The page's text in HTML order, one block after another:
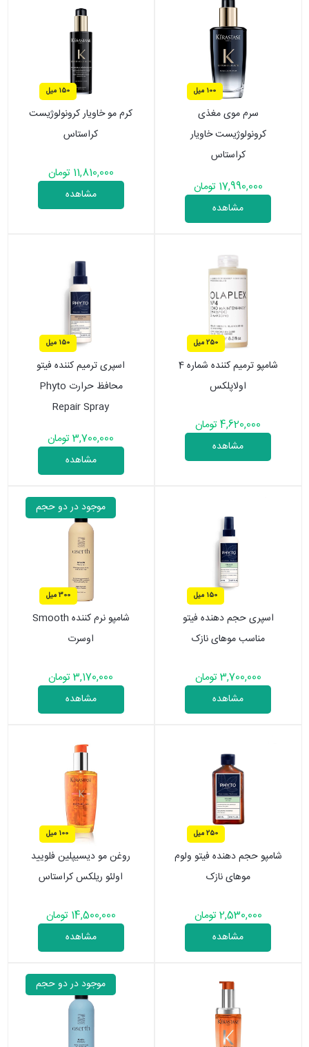
100 میل
سرم موی مغذی
کرونولوژیست خاویار
کراستاس
17,990,000 تومان
مشاهده
150 میل
کرم مو خاویار کرونولوژیست
کراستاس
11,810,000 تومان
مشاهده
250 میل
شامپو ترمیم کننده شماره 4
اولاپلکس
4,620,000 تومان
مشاهده
150 میل
اسپری ترمیم کننده فیتو
محافظ حرارت Phyto
Repair Spray
3,700,000 تومان
مشاهده
150 میل
اسپری حجم دهنده فیتو
مناسب موهای نازک
3,700,000 تومان
مشاهده
موجود در دو حجم
300 میل
شامپو نرم کننده Smooth
اوسرت
3,170,000 تومان
مشاهده
250 میل
شامپو حجم دهنده فیتو ولوم
موهای نازک
2,530,000 تومان
مشاهده
100 میل
روغن مو دیسیپلین فلویید
اولئو ریلکس کراستاس
14,500,000 تومان
مشاهده
موجود در دو حجم